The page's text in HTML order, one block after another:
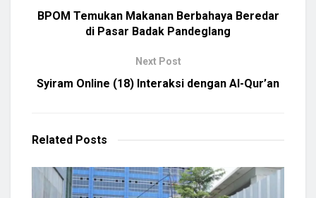
BPOM Temukan Makanan Berbahaya Beredar
di Pasar Badak Pandeglang
Next Post
Syiram Online (18) Interaksi dengan Al-Qur’an
Related Posts